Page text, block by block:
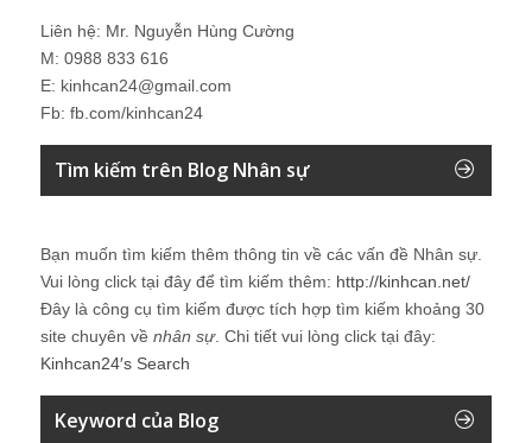
Liên hệ: Mr. Nguyễn Hùng Cường
M: 0988 833 616
E: kinhcan24@gmail.com
Fb: fb.com/kinhcan24
Tìm kiếm trên Blog Nhân sự
Bạn muốn tìm kiếm thêm thông tin về các vấn đề Nhân sự
Vui lòng click tại đây để tìm kiếm thêm: http://kinhcan.net/
Đây là công cụ tìm kiếm được tích hợp tìm kiếm khoảng 30
site chuyên về nhân sự. Chi tiết vui lòng click tại đây:
Kinhcan24′s Search
Keyword của Blog